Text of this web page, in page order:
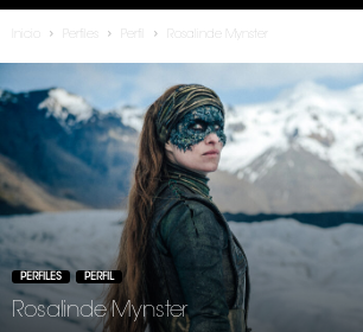
Perfiles Perfil Rosalinde Mynster
PERFILES PERFIL
Rosalinde Mynster